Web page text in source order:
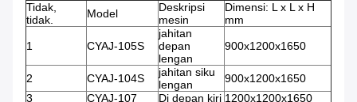
Tidak,
tidak.
Model
Deskripsi
mesin
Dimensi: L x L x H
mm
1 CYAJ-105S
jahitan
depan
lengan
900x1200x1650
2 CYAJ-104S
jahitan siku
lengan
900x1200x1650
3
CYAJ-107 Di depan kiri 1200x1200x1650